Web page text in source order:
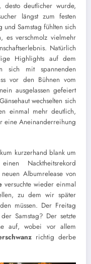
desto deutlicher wurde,
längst zum festen
Samstag fühlten sich
es verschmolz vielmehr
Natürlich
Highlights auf dem
sich mit spannenden
vor den Bühnen vom
ausgelassen gefeiert
wechselten sich
einmal mehr deutlich,
eine Aneinanderreihung
kurzerhand blank um
Nacktheitsrekord
Albumrelease von
versuchte wieder einmal
zu dem wir später
müssen. Der Freitag
Samstag? Der setzte
auf, wobei vor allem
richtig derbe